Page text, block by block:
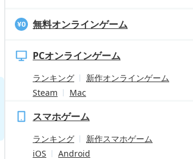
無料オンラインゲーム
PCオンラインゲーム
ランキング
新作オンラインゲーム
Steam
Mac
スマホゲーム
ランキング
新作スマホゲーム
iOS
Android